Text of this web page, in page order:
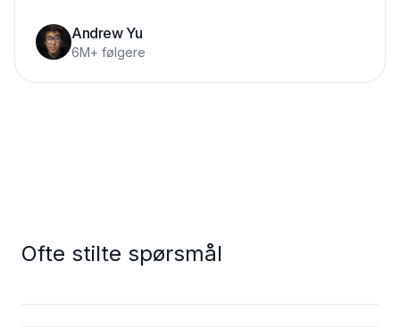
Andrew Yu
6M+ følgere
Ofte stilte spørsmål